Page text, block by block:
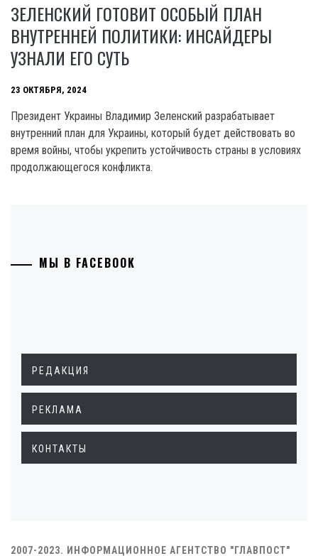
ЗЕЛЕНСКИЙ ГОТОВИТ ОСОБЫЙ ПЛАН
ВНУТРЕННЕЙ ПОЛИТИКИ: ИНСАЙДЕРЫ
УЗНАЛИ ЕГО СУТЬ
23 ОКТЯБРЯ, 2024
Президент Украины Владимир Зеленский разрабатывает
внутренний план для Украины, который будет действовать во
время войны, чтобы укрепить устойчивость страны в условиях
продолжающегося конфликта.
МЫ В FACEBOOK
РЕДАКЦИЯ
РЕКЛАМА
КОНТАКТЫ
2007-2023. ИНФОРМАЦИОННОЕ АГЕНТСТВО "ГЛАВПОСТ"